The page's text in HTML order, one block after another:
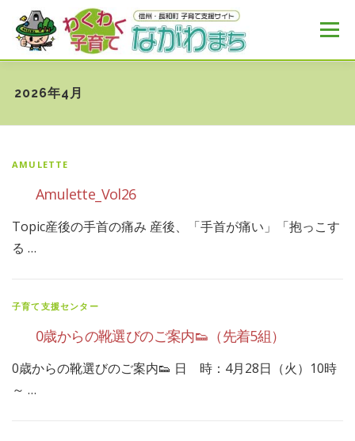
メニュー
HOME
2026年4月
AMULETTE
Amulette_Vol26
Topic産後の手首の痛み 産後、「手首が痛い」「抱っこす
る …
子育て支援センター
0歳からの靴選びのご案内👟（先着5組）
0歳からの靴選びのご案内👟 日 時：4月28日（火）10時
～ …